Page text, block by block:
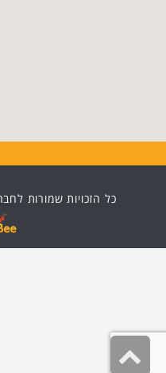
כל הזכויות שמורות
גלילה